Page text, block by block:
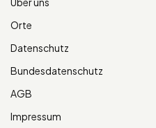
Orte
Datenschutz
Bundesdatenschutz
AGB
Impressum